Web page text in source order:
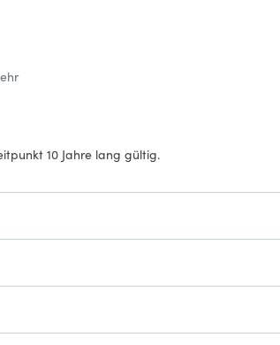
10 Jahre lang gültig.